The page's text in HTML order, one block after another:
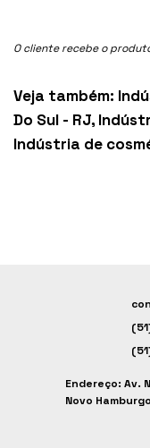
O cliente recebe o
Veja também:
Do Sul - RJ,
Indústria de
Endereço: Av.
Novo